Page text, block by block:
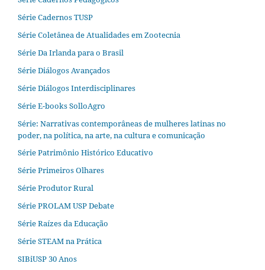
Série Cadernos TUSP
Série Coletânea de Atualidades em Zootecnia
Série Da Irlanda para o Brasil
Série Diálogos Avançados
Série Diálogos Interdisciplinares
Série E-books SolloAgro
Série: Narrativas contemporâneas de mulheres latinas no
poder, na política, na arte, na cultura e comunicação
Série Patrimônio Histórico Educativo
Série Primeiros Olhares
Série Produtor Rural
Série PROLAM USP Debate
Série Raízes da Educação
Série STEAM na Prática
SIBiUSP 30 Anos